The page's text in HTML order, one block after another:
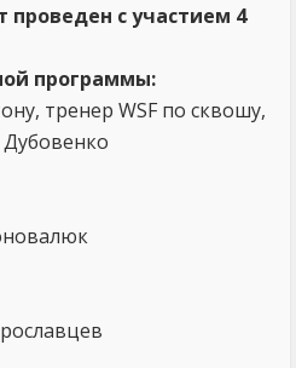
проведен с участием 4
программы:
тренер WSF по сквошу,